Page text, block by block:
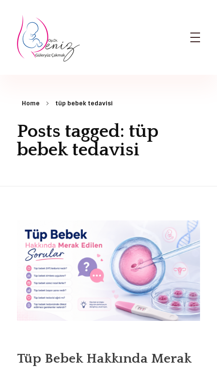
Home tüp bebek tedavisi
Posts tagged: tüp
bebek tedavisi
Tüp Bebek Hakkında Merak